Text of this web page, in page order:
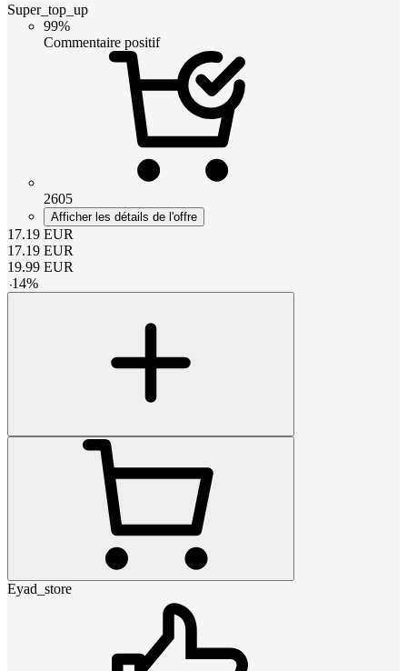
Super_top_up
99%
Commentaire positif
2605
Afficher les détails de l'offre
17.19 EUR
17.19 EUR
19.99 EUR
-14%
Eyad_store